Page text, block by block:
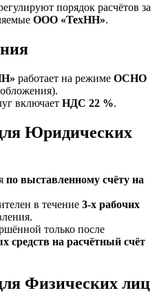
порядок расчётов за
ООО «ТехНН».
работает на режиме ОСНО
включает НДС 22 %.
Юридических
по выставленному счёту на
в течение 3‑х рабочих
только после
средств на расчётный счёт
Физических лиц